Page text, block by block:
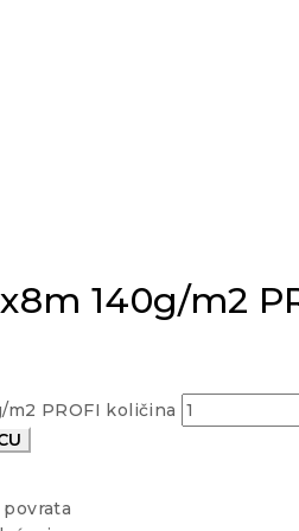
140g/m2
m2 PROFI količina